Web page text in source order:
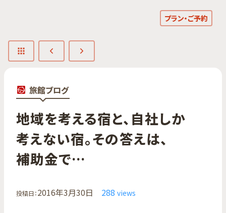
プラン・ご予約
旅館ブログ
地域を​考える​宿と、​自社しか​
考えない宿。​その​答えは、​
補助金で…
投稿日：2016年3月30日 288 views